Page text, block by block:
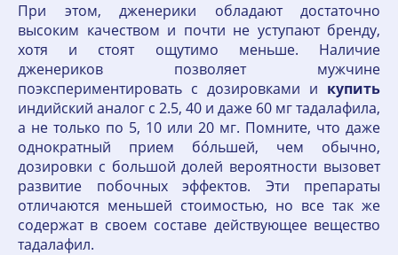
При этом, дженерики обладают достаточно
высоким качеством и почти не уступают бренду,
хотя и стоят ощутимо меньше. Наличие
дженериков позволяет мужчине
поэкспериментировать с дозировками и купить
индийский аналог с 2.5, 40 и даже 60 мг тадалафила,
а не только по 5, 10 или 20 мг. Помните, что даже
однократный прием бо́льшей, чем обычно,
дозировки с большой долей вероятности вызовет
развитие побочных эффектов. Эти препараты
отличаются меньшей стоимостью, но все так же
содержат в своем составе действующее вещество
тадалафил.